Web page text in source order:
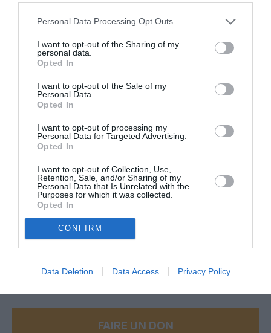
Personal Data Processing Opt Outs
I want to opt-out of the Sharing of my
personal data.
Opted In
I want to opt-out of the Sale of my
Personal Data.
Opted In
I want to opt-out of processing my
Personal Data for Targeted Advertising.
Opted In
I want to opt-out of Collection, Use,
Retention, Sale, and/or Sharing of my
Personal Data that Is Unrelated with the
Purposes for which it was collected.
Opted In
CONFIRM
Data Deletion Data Access Privacy Policy
Ah Bon?a commenté :
10 août 2025 - 16 h 14
Il n’y a qu’à ne pas prendre les plateaux repas
casher…
RÉPONDRE
Iberia et destinations
Dommage qu’il y ait 3 vols pour Bogota et zéro pour Medellin.
Il y a une forte demande pour cette ville et beaucoup de
passagers ne font que passer à Bogota pour aller ensuite à
Medellin et sa région.
LAISSER UN COMMENTAIRE
FAIRE UN DON